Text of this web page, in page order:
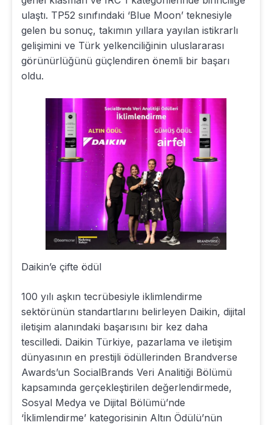
ulaştı. TP52 sınıfındaki ‘Blue Moon’ teknesiyle
gelen bu sonuç, takımın yıllara yayılan istikrarlı
gelişimini ve Türk yelkenciliğinin uluslararası
görünürlüğünü güçlendiren önemli bir başarı
oldu.
Daikin’e çifte ödül
100 yılı aşkın tecrübesiyle iklimlendirme
sektörünün standartlarını belirleyen Daikin, dijital
iletişim alanındaki başarısını bir kez daha
tescilledi. Daikin Türkiye, pazarlama ve iletişim
dünyasının en prestijli ödüllerinden Brandverse
Awards’un SocialBrands Veri Analitiği Bölümü
kapsamında gerçekleştirilen değerlendirmede,
Sosyal Medya ve Dijital Bölümü’nde
‘İklimlendirme’ kategorisinin Altın Ödülü’nün